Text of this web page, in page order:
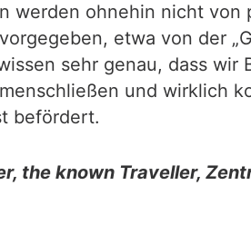
werden ohnehin nicht von
etwa von der
sehr genau, dass wir
und wirklich
befördert.
the known Traveller,